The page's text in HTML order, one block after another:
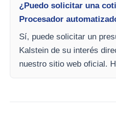
¿Puedo solicitar una
Procesador
Sí, puede solicitar un
Kalstein de su interés
nuestro sitio web oficial.